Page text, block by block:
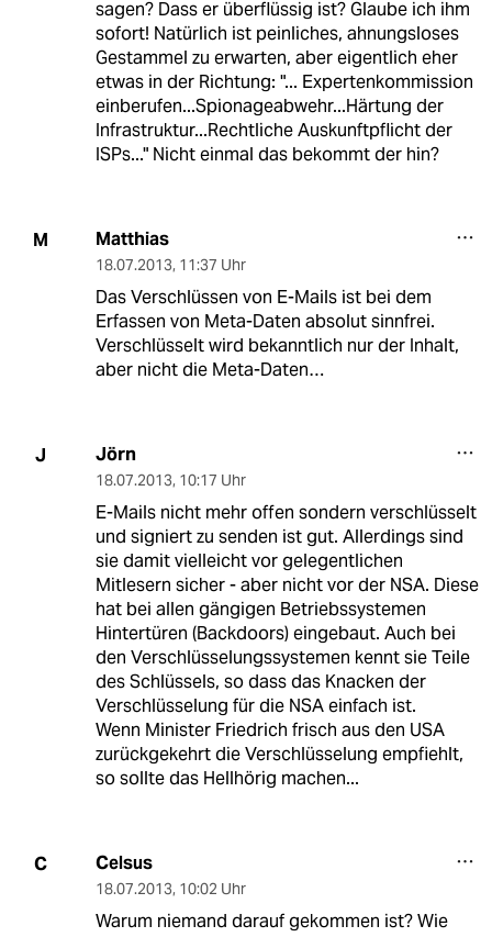
sagen? Dass er überflüssig ist? Glaube ich ihm
sofort! Natürlich ist peinliches, ahnungsloses
Gestammel zu erwarten, aber eigentlich eher
etwas in der Richtung: "... Expertenkommission
einberufen...Spionageabwehr...Härtung der
Infrastruktur...Rechtliche Auskunftpflicht der
ISPs..." Nicht einmal das bekommt der hin?
M Matthias
18.07.2013, 11:37 Uhr
Das Verschlüssen von E-Mails ist bei dem
Erfassen von Meta-Daten absolut sinnfrei.
Verschlüsselt wird bekanntlich nur der Inhalt,
aber nicht die Meta-Daten…
J Jörn
18.07.2013, 10:17 Uhr
E-Mails nicht mehr offen sondern verschlüsselt
und signiert zu senden ist gut. Allerdings sind
sie damit vielleicht vor gelegentlichen
Mitlesern sicher - aber nicht vor der NSA. Diese
hat bei allen gängigen Betriebssystemen
Hintertüren (Backdoors) eingebaut. Auch bei
den Verschlüsselungssystemen kennt sie Teile
des Schlüssels, so dass das Knacken der
Verschlüsselung für die NSA einfach ist.
Wenn Minister Friedrich frisch aus den USA
zurückgekehrt die Verschlüsselung empfiehlt,
so sollte das Hellhörig machen...
C Celsus
18.07.2013, 10:02 Uhr
Warum niemand darauf gekommen ist? Wie